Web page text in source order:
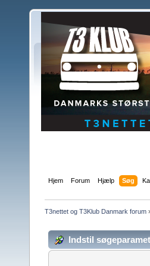
Hjem Forum Hjælp Søg
T3nettet og T3Klub Danmark forum
Indstil